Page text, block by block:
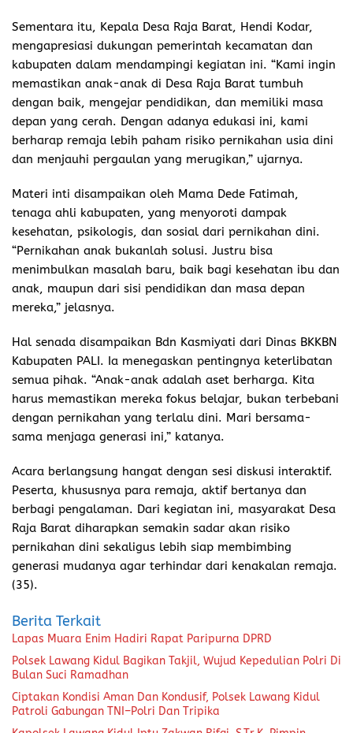
Sementara itu, Kepala Desa Raja Barat, Hendi Kodar,
mengapresiasi dukungan pemerintah kecamatan dan
kabupaten dalam mendampingi kegiatan ini. “Kami ingin
memastikan anak-anak di Desa Raja Barat tumbuh
dengan baik, mengejar pendidikan, dan memiliki masa
depan yang cerah. Dengan adanya edukasi ini, kami
berharap remaja lebih paham risiko pernikahan usia dini
dan menjauhi pergaulan yang merugikan,” ujarnya.
Materi inti disampaikan oleh Mama Dede Fatimah,
tenaga ahli kabupaten, yang menyoroti dampak
kesehatan, psikologis, dan sosial dari pernikahan dini.
“Pernikahan anak bukanlah solusi. Justru bisa
menimbulkan masalah baru, baik bagi kesehatan ibu dan
anak, maupun dari sisi pendidikan dan masa depan
mereka,” jelasnya.
Hal senada disampaikan Bdn Kasmiyati dari Dinas BKKBN
Kabupaten PALI. Ia menegaskan pentingnya keterlibatan
semua pihak. “Anak-anak adalah aset berharga. Kita
harus memastikan mereka fokus belajar, bukan terbebani
dengan pernikahan yang terlalu dini. Mari bersama-
sama menjaga generasi ini,” katanya.
Acara berlangsung hangat dengan sesi diskusi interaktif.
Peserta, khususnya para remaja, aktif bertanya dan
berbagi pengalaman. Dari kegiatan ini, masyarakat Desa
Raja Barat diharapkan semakin sadar akan risiko
pernikahan dini sekaligus lebih siap membimbing
generasi mudanya agar terhindar dari kenakalan remaja.
(35).
Berita Terkait
Lapas Muara Enim Hadiri Rapat Paripurna DPRD
Polsek Lawang Kidul Bagikan Takjil, Wujud Kepedulian Polri Di
Bulan Suci Ramadhan
Ciptakan Kondisi Aman Dan Kondusif, Polsek Lawang Kidul
Patroli Gabungan TNI–Polri Dan Tripika